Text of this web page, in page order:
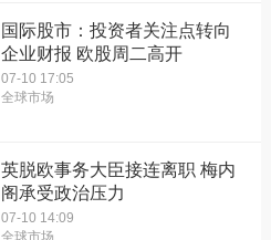
国际股市：投资者关注点转向
企业财报 欧股周二高开
07-10 17:05
全球市场
英脱欧事务大臣接连离职 梅内
阁承受政治压力
07-10 14:09